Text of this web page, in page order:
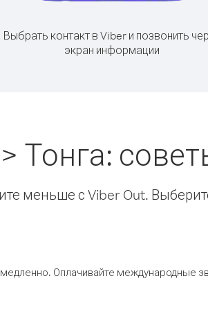
Выбрать контакт в Viber и позвонить
экран информации
Тонга:
меньше с Viber Out.
Оплачивайте международные